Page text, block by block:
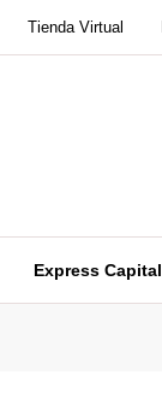
Tienda Virtual
Express Capital